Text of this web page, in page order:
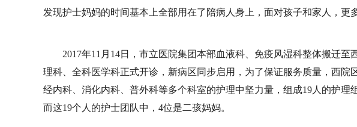
发现护士妈妈的时间基本上全部用在了陪病人身上，面对孩子和家人，更
2017年11月14日，市立医院集团本部血液科、免疫风湿科整体搬迁至
理科、全科医学科正式开诊，新病区同步启用，为了保证服务质量，西院
经内科、消化内科、普外科等多个科室的护理中坚力量，组成19人的护理
而这19个人的护士团队中，4位是二孩妈妈。